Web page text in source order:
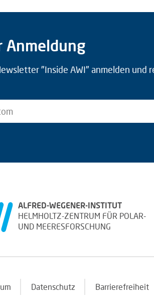
"Inside AWI" anmelden
ALFRED-WEGENER-INSTITUT
HELMHOLTZ-ZENTRUM FÜR POLAR-
UND MEERESFORSCHUNG
Datenschutz Barrierefreiheit